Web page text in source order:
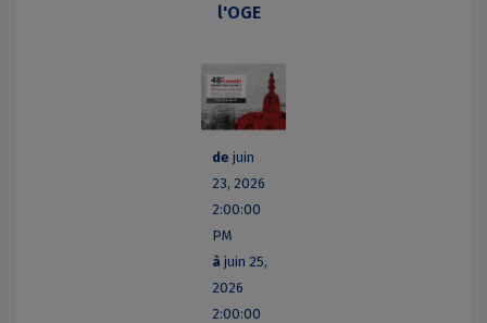
l'OGE
de juin
23, 2026
2:00:00
PM
à juin 25,
2026
2:00:00